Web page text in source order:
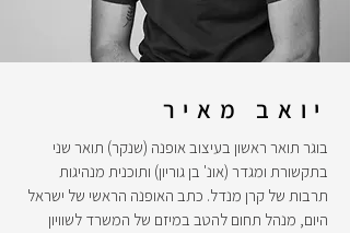
יואב מאיר
בוגר תואר ראשון בעיצוב אופנה (שנקר) תואר שני
בתקשורת ומגדר (אונ' בן גוריון) ותוכנית מנהיגות
תרבות של קרן מנדל. כתב האופנה הראשי של ישראל
היום, מנהל תחום להטב במיזם של המשרד לשוויון